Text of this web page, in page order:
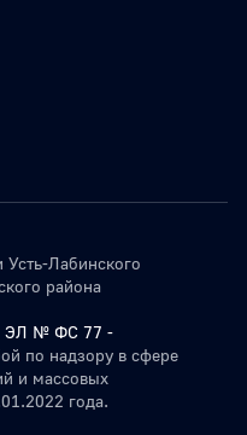
Лабинского
района
ЭЛ № ФС 77 -
по надзору в сфере
и массовых
года.